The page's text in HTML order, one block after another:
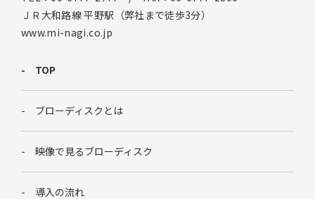
ＪＲ大和路線 平野駅（弊社まで徒歩3分）
www.mi-nagi.co.jp
TOP
ブローディスクとは
映像で見るブローディスク
導入の流れ